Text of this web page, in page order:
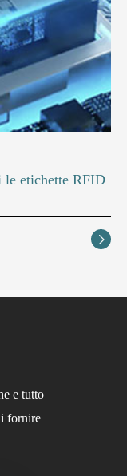
le etichette RFID

e tutto
fornire